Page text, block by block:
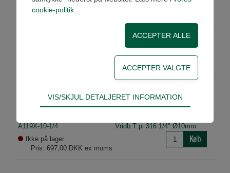
På lager
Vridb.T pi 316 1/8" Ø8mm
På lager
Pris: 430,00 DKK ex moms
A119X-10-1/4
Vridb.T pi 316 1/4" Ø10mm
Ikke på lager
Pris: 697,00 DKK ex moms
Køb
cookie-politik
Teknisk
Tekniske cookies er nødvendige for hjemmesidens
adgangskontrol samt indkøbskurv og kan derfor
ikke fravælges.
VIS/SKJUL DETALJERET INFORMATION